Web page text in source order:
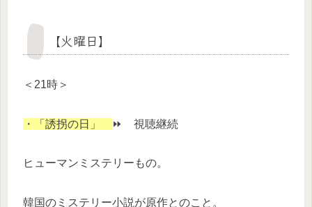
【火曜日】
＜21時＞
・「誘拐の日」 ⏩ 視聴継続
ヒューマンミステリーもの。
韓国のミステリー小説が原作とのこと。